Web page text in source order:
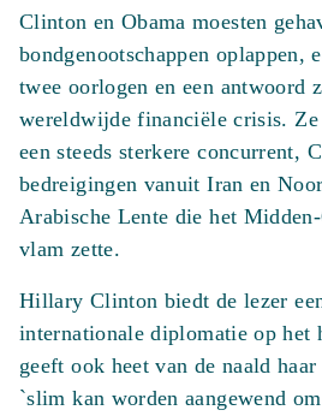
Clinton en Obama moesten
bondgenootschappen oplappen,
twee oorlogen en een antwoord
wereldwijde financiële crisis. Ze
een steeds sterkere concurrent,
bedreigingen vanuit Iran en
Arabische Lente die het
vlam zette.
Hillary Clinton biedt de lezer
internationale diplomatie op het
geeft ook heet van de naald
`slim kan worden aangewend